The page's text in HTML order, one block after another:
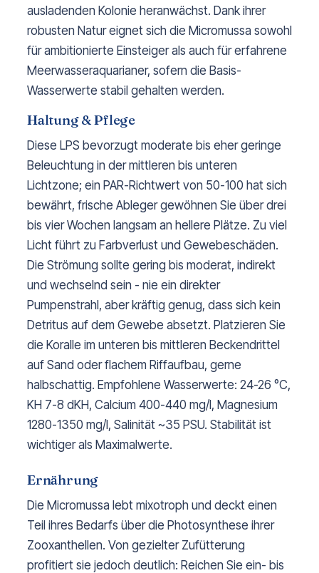
ausladenden Kolonie heranwächst. Dank ihrer
robusten Natur eignet sich die Micromussa sowohl
für ambitionierte Einsteiger als auch für erfahrene
Meerwasseraquarianer, sofern die Basis-
Wasserwerte stabil gehalten werden.
Haltung & Pflege
Diese LPS bevorzugt moderate bis eher geringe
Beleuchtung in der mittleren bis unteren
Lichtzone; ein PAR-Richtwert von 50-100 hat sich
bewährt, frische Ableger gewöhnen Sie über drei
bis vier Wochen langsam an hellere Plätze. Zu viel
Licht führt zu Farbverlust und Gewebeschäden.
Die Strömung sollte gering bis moderat, indirekt
und wechselnd sein - nie ein direkter
Pumpenstrahl, aber kräftig genug, dass sich kein
Detritus auf dem Gewebe absetzt. Platzieren Sie
die Koralle im unteren bis mittleren Beckendrittel
auf Sand oder flachem Riffaufbau, gerne
halbschattig. Empfohlene Wasserwerte: 24-26 °C,
KH 7-8 dKH, Calcium 400-440 mg/l, Magnesium
1280-1350 mg/l, Salinität ~35 PSU. Stabilität ist
wichtiger als Maximalwerte.
Ernährung
Die Micromussa lebt mixotroph und deckt einen
Teil ihres Bedarfs über die Photosynthese ihrer
Zooxanthellen. Von gezielter Zufütterung
profitiert sie jedoch deutlich: Reichen Sie ein- bis